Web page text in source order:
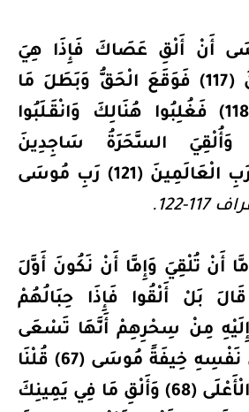
أَنْ أَلْقِ عَصَاكَ فَإِذَا هِيَ
تَلْقَفُ مَا يَأْفِكُونَ (117) فَوَقَعَ الْحَقُّ وَبَطَلَ مَا
كَانُوا يَعْمَلُونَ (118) فَغُلِبُوا هُنَالِكَ وَانْقَـلَبُوا
(119) وَأُلْقِيَ السَّحَرَةُ سَاجِدِينَ
(120)قَالُوا آَمَنَّا بِرَبِ الْعَالَمِينَ (121) رَبِ مُوسَى
117-122.
أَنْ تُلْقِيَ وَإِمَّا أَنْ نَكُونَ أَوَّلَ
(65) قَالَ بَلْ أَلْقُوا فَإِذَا حِبَالُهُمْ
مِنْ سِحْرِهِمْ أَنَّهَا تَسْعَى
(66) فَأَوْجَسَ فِي نَفْسِهِ خِيفَةً مُوسَى (67) قُلْنَا
لَا تَخَفْ إِنَّكَ أَنْتَ الْأَعْلَى (68) وَأَلْقِ مَا فِي يَمِينِكَ